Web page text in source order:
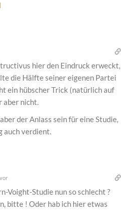
hier den Eindruck erweckt,
die Hälfte seiner eigenen Partei
ein hübscher Trick (natürlich auf
aber nicht.
der Anlass sein für eine Studie,
auch verdient.
Voight-Studie nun so schlecht ?
bitte ! Oder hab ich hier etwas